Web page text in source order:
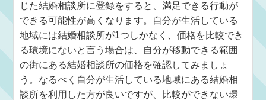
じた結婚相談所に登録をすると、満足できる行動が
できる可能性が高くなります。自分が生活している
地域には結婚相談所が1つしかなく、価格を比較でき
る環境にないと言う場合は、自分が移動できる範囲
の街にある結婚相談所の価格を確認してみましょ
う。なるべく自分が生活している地域にある結婚相
談所を利用した方が良いですが、比較ができない環